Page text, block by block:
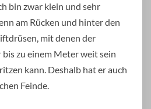
bin zwar klein und sehr
am Rücken und hinter den
mit denen der
bis zu einem Meter weit sein
kann. Deshalb hat er auch
Feinde.